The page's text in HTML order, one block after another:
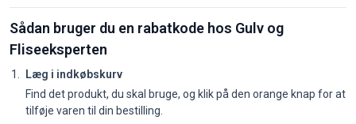
Sådan bruger du en rabatkode hos Gulv og
Fliseeksperten
Læg i indkøbskurv
Find det produkt, du skal bruge, og klik på den orange knap for at
tilføje varen til din bestilling.